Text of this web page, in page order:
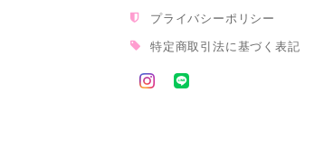
プライバシーポリシー
特定商取引法に基づく表記